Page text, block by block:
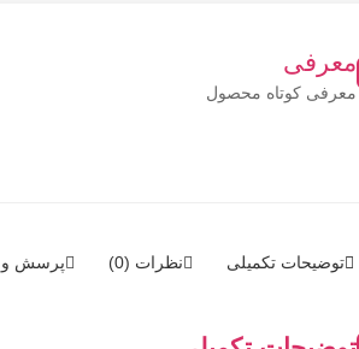
معرفی
معرفی کوتاه محصول
توضیحات تکمیلی نظرات (0) پرسش و